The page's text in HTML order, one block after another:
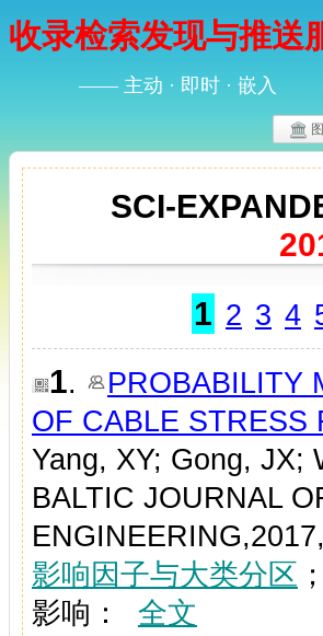
收录检索发现与推送
—— 主动 · 即时 · 嵌入
SCI-
1 2 3 4
1.
PROBABILITY
OF CABLE STRESS
Yang, XY; Gong, JX;
BALTIC JOURNAL
影响因子与大类分区
影响：
全文